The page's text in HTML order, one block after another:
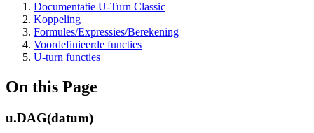
Documentatie U-Turn Classic
Koppeling
Formules/Expressies/Berekening
Voordefinieerde functies
U-turn functies
On this Page
u.DAG(datum)